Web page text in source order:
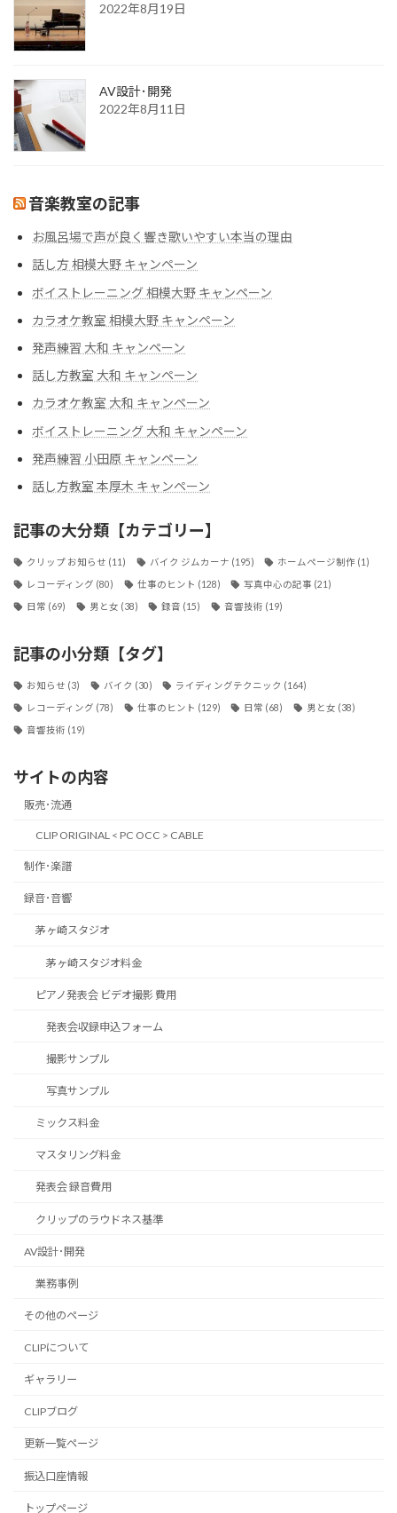
2022年8月19日
AV設計･開発
2022年8月11日
音楽教室の記事
お風呂場で声が良く響き歌いやすい本当の理由
話し方 相模大野 キャンペーン
ボイストレーニング 相模大野 キャンペーン
カラオケ教室 相模大野 キャンペーン
発声練習 大和 キャンペーン
話し方教室 大和 キャンペーン
カラオケ教室 大和 キャンペーン
ボイストレーニング 大和 キャンペーン
発声練習 小田原 キャンペーン
話し方教室 本厚木 キャンペーン
記事の大分類【カテゴリー】
クリップ お知らせ (11) バイク ジムカーナ (195) ホームページ制作 (1)
レコーディング (80) 仕事のヒント (128) 写真中心の記事 (21)
日常 (69) 男と女 (38) 録音 (15) 音響技術 (19)
記事の小分類【タグ】
お知らせ (3) バイク (30) ライディングテクニック (164)
レコーディング (78) 仕事のヒント (129) 日常 (68) 男と女 (38)
音響技術 (19)
サイトの内容
販売･流通
CLIP ORIGINAL < PC OCC > CABLE
制作･楽譜
録音･音響
茅ヶ崎スタジオ
茅ヶ崎スタジオ料金
ピアノ発表会 ビデオ撮影 費用
発表会収録申込フォーム
撮影サンプル
写真サンプル
ミックス料金
マスタリング料金
発表会 録音費用
クリップのラウドネス基準
AV設計･開発
業務事例
その他のページ
CLIPについて
ギャラリー
CLIPブログ
更新一覧ページ
振込口座情報
トップページ